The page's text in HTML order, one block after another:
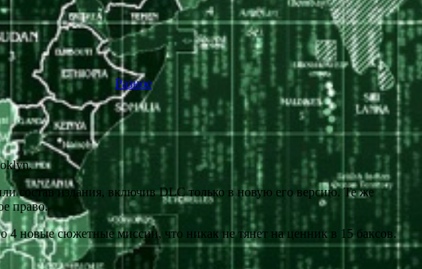
Разное
состав издания, включив DLC только в новую его версию. Те же
право.
4 новые сюжетные миссии, что никак не тянет на ценник в 15 баксов.